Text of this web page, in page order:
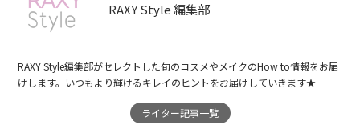
RAXY Style 編集部
RAXY Style編集部がセレクトした旬のコスメやメイクのHow to情報をお届
けします。いつもより輝けるキレイのヒントをお届けしていきます★
ライター記事一覧